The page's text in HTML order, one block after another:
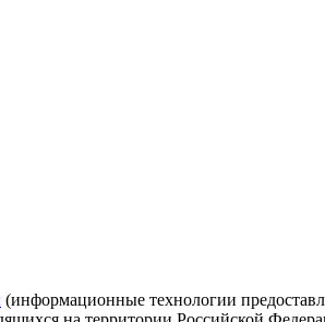
(информационные технологии